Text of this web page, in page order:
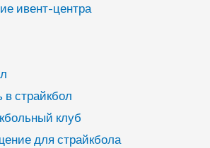
ивент-центра
в страйкбол
клуб
для страйкбола